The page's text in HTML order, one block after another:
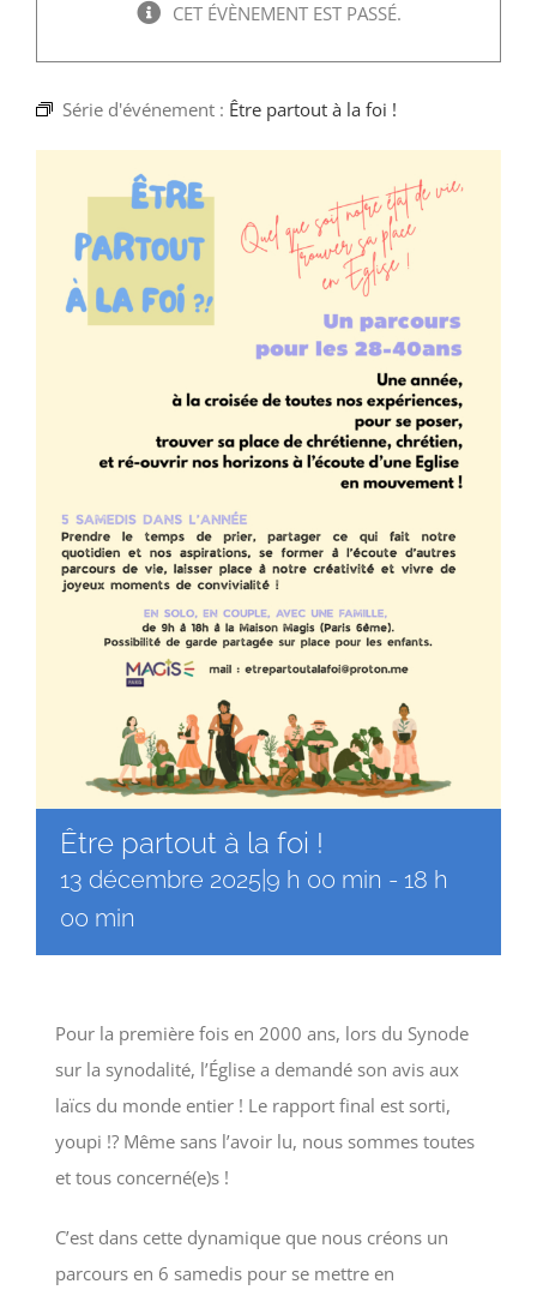
Magis Paris
Cowork Magis
JRS France
Réseau Magis
CET ÉVÈNEMENT EST PASSÉ.
Série d'événement : Être partout à la foi !
Être partout à la foi !
13 décembre 2025|9 h 00 min - 18 h
00 min
Pour la première fois en 2000 ans, lors du Synode
sur la synodalité, l’Église a demandé son avis aux
laïcs du monde entier ! Le rapport final est sorti,
youpi !? Même sans l’avoir lu, nous sommes toutes
et tous concerné(e)s !
C’est dans cette dynamique que nous créons un
parcours en 6 samedis pour se mettre en